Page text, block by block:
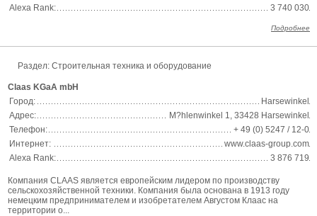
Alexa Rank:
3 740 030
Подробнее
Раздел: Строительная техника и оборудование
Claas KGaA mbH
Город:
Harsewinkel
Адрес:
M?hlenwinkel 1, 33428 Harsewinkel
Телефон:
+ 49 (0) 5247 / 12-0
Интернет:
www.claas-group.com
Alexa Rank:
3 876 719
Компания CLAAS является европейским лидером по производству
сельскохозяйственной техники. Компания была основана в 1913 году
немецким предпринимателем и изобретателем Августом Клаас на
территории о...